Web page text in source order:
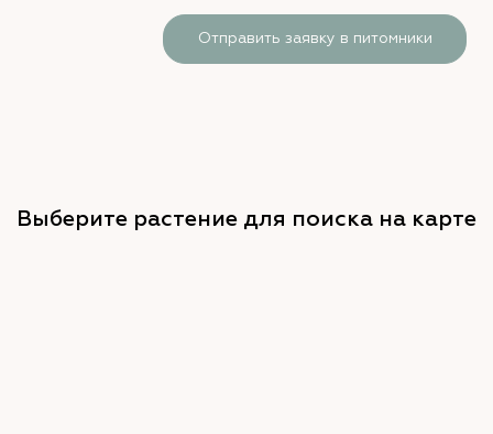
Отправить заявку в питомники
Выберите растение для поиска на карте